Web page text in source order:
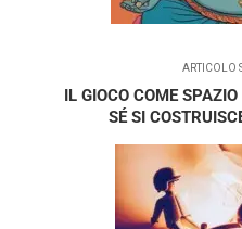
ARTICOLO
IL GIOCO COME
SÉ SI